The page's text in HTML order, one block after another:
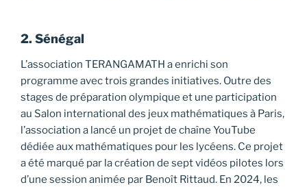
2. Sénégal
L’association TERANGAMATH a enrichi son
programme avec trois grandes initiatives. Outre des
stages de préparation olympique et une participation
au Salon international des jeux mathématiques à Paris,
l’association a lancé un projet de chaîne YouTube
dédiée aux mathématiques pour les lycéens. Ce projet
a été marqué par la création de sept vidéos pilotes lors
d’une session animée par Benoît Rittaud. En 2024, les